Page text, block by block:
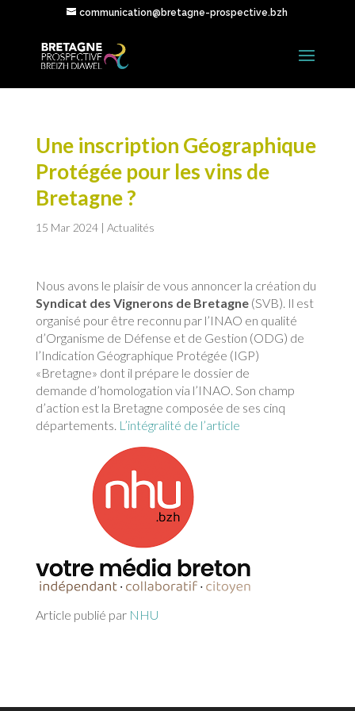
communication@bretagne-prospective.bzh
Une inscription Géographique
Protégée pour les vins de
Bretagne ?
15 Mar 2024| Actualités
Nous avons le plaisir de vous annoncer la création du
Syndicat des Vignerons de Bretagne (SVB). Il est
organisé pour être reconnu par l’INAO en qualité
d’Organisme de Défense et de Gestion (ODG) de
l’Indication Géographique Protégée (IGP)
«Bretagne» dont il prépare le dossier de
demande d’homologation via l’INAO. Son champ
d’action est la Bretagne composée de ses cinq
départements. L’intégralité de l’article
Article publié par NHU